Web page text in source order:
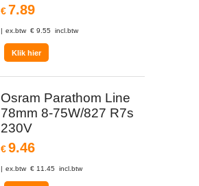
€7.89
ex.btw € 9.55 incl.btw
Klik hier
Osram Parathom Line
78mm 8-75W/827 R7s
230V
€9.46
ex.btw € 11.45 incl.btw